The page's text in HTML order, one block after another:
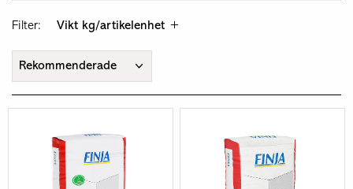
Filter: Vikt kg/artikelenhet